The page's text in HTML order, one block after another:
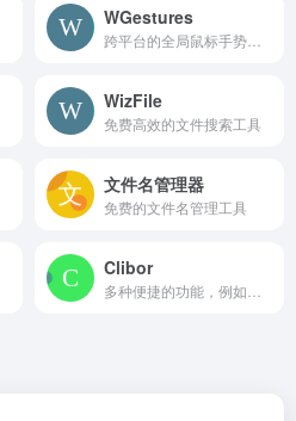
WGestures
WizFile
免费高效的文件搜索工具
文件名管理器
免费的文件名管理工具
Clibor